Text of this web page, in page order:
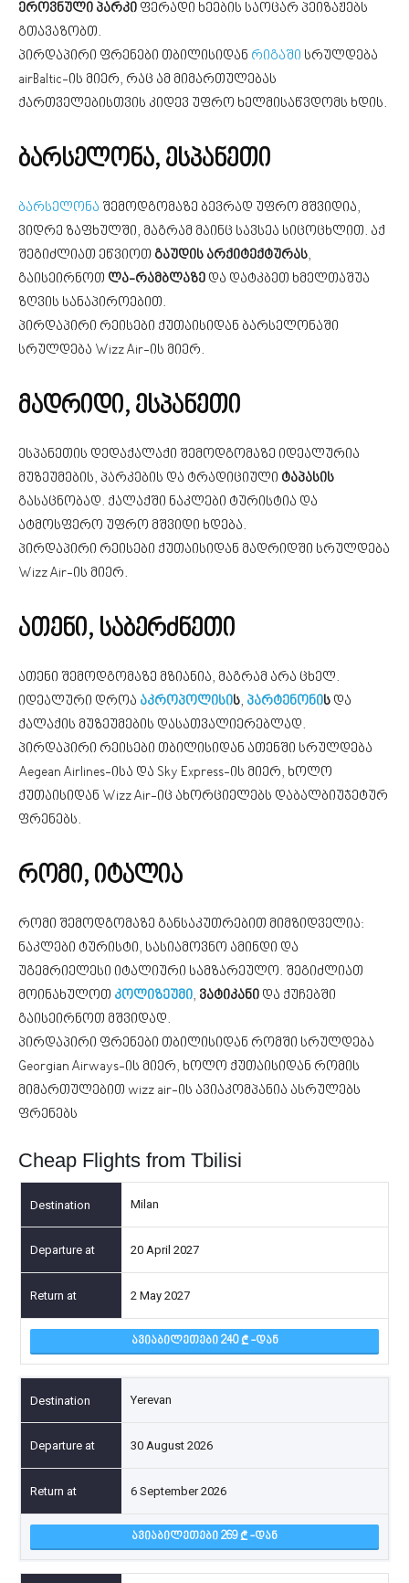
ეროვნული პარკი ფერადი ხეების საოცარ პეიზაჟებს
გთავაზობთ.
პირდაპირი ფრენები თბილისიდან რიგაში სრულდება
airBaltic-ის მიერ, რაც ამ მიმართულებას
ქართველებისთვის კიდევ უფრო ხელმისაწვდომს ხდის.
ბარსელონა, ესპანეთი
ბარსელონა შემოდგომაზე ბევრად უფრო მშვიდია,
ვიდრე ზაფხულში, მაგრამ მაინც სავსეა სიცოცხლით. აქ
შეგიძლიათ ეწვიოთ გაუდის არქიტექტურას,
გაისეირნოთ ლა-რამბლაზე და დატკბეთ ხმელთაშუა
ზღვის სანაპიროებით.
პირდაპირი რეისები ქუთაისიდან ბარსელონაში
სრულდება Wizz Air-ის მიერ.
მადრიდი, ესპანეთი
ესპანეთის დედაქალაქი შემოდგომაზე იდეალურია
მუზეუმების, პარკების და ტრადიციული ტაპასის
გასაცნობად. ქალაქში ნაკლები ტურისტია და
ატმოსფერო უფრო მშვიდი ხდება.
პირდაპირი რეისები ქუთაისიდან მადრიდში სრულდება
Wizz Air-ის მიერ.
ათენი, საბერძნეთი
ათენი შემოდგომაზე მზიანია, მაგრამ არა ცხელ.
იდეალური დროა აკროპოლისის, პარტენონის და
ქალაქის მუზეუმების დასათვალიერებლად.
პირდაპირი რეისები თბილისიდან ათენში სრულდება
Aegean Airlines-ისა და Sky Express-ის მიერ, ხოლო
ქუთაისიდან Wizz Air-იც ახორციელებს დაბალბიუჯეტურ
ფრენებს.
რომი, იტალია
რომი შემოდგომაზე განსაკუთრებით მიმზიდველია:
ნაკლები ტურისტი, სასიამოვნო ამინდი და
უგემრიელესი იტალიური სამზარეულო. შეგიძლიათ
მოინახულოთ კოლიზეუმი, ვატიკანი და ქუჩებში
გაისეირნოთ მშვიდად.
პირდაპირი ფრენები თბილისიდან რომში სრულდება
Georgian Airways-ის მიერ, ხოლო ქუთაისიდან რომის
მიმართულებით wizz air-ის ავიაკომპანია ასრულებს
ფრენებს
Cheap Flights from Tbilisi
Milan
20 April 2027
2 May 2027
ᲐᲕᲘᲐᲑᲘᲚᲔᲗᲔᲑᲘ 240 -ᲓᲐᲜ
Yerevan
30 August 2026
6 September 2026
ᲐᲕᲘᲐᲑᲘᲚᲔᲗᲔᲑᲘ 269 -ᲓᲐᲜ